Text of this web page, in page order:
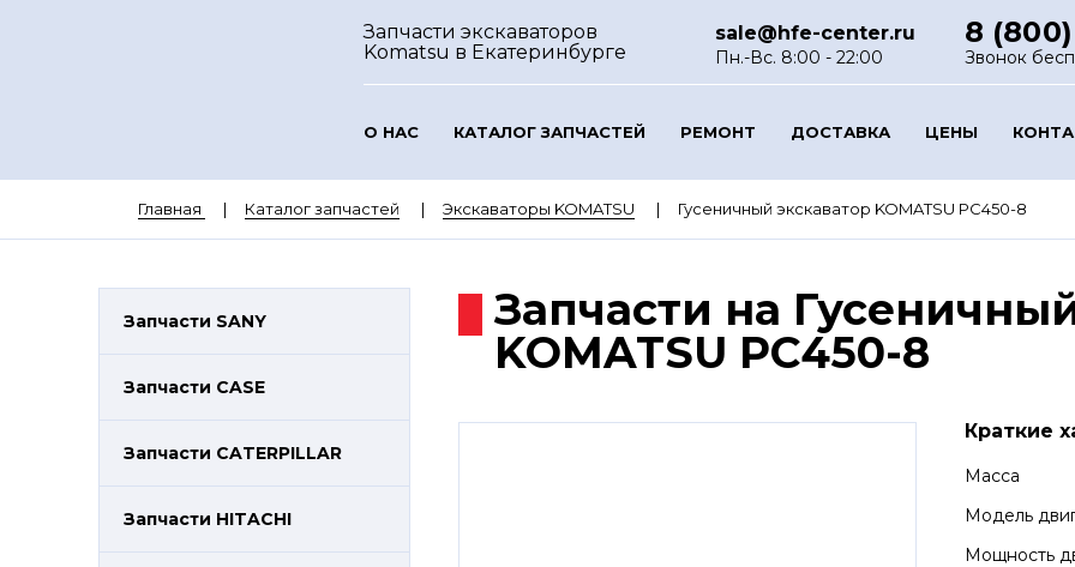
Запчасти экскаваторов
Komatsu в Екатеринбурге
sale@hfe-center.ru
Пн.-Вс. 8:00 - 22:00
8
Звонок
О НАС КАТАЛОГ ЗАПЧАСТЕЙ РЕМОНТ ДОСТАВКА ЦЕНЫ
Главная Каталог запчастей Экскаваторы KOMATSU Гусеничный экскаватор KOMATSU PC450-8
Запчасти SANY
Запчасти CASE
Запчасти CATERPILLAR
Запчасти HITACHI
Запчасти на
KOMATSU PC450-8
Краткие
Масса
Модель
Мощность